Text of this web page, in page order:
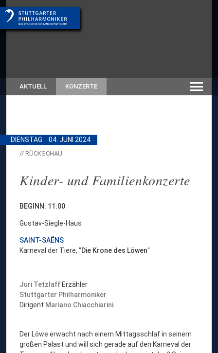
AKTUELL KONZERTE
DIENSTAG 04. JUNI 2024
// RÜCKSCHAU
Kinder- und Familienkonzerte
BEGINN: 11:00
Gustav-Siegle-Haus
SAINT-SAËNS
Karneval der Tiere, "Die Krone des Löwen"
Juri Tetzlaff Erzähler
Stuttgarter Philharmoniker
Dirigent Mariano Chiacchiarini
Der Löwe erwacht nach einem Mittagsschlaf in seinem
großen Palast und will sich gerade auf den Karneval der